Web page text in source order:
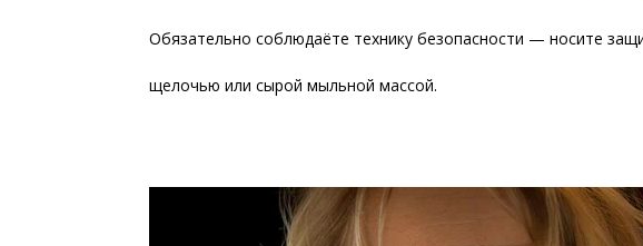
Обязательно соблюдаёте технику безопасности — носите
щелочью или сырой мыльной массой.